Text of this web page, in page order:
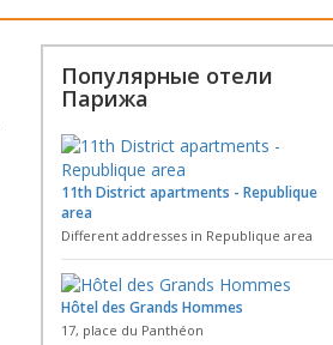
Популярные отели
Парижа
11th District apartments - Republique
area
Different addresses in Republique area
Hôtel des Grands Hommes
17, place du Panthéon